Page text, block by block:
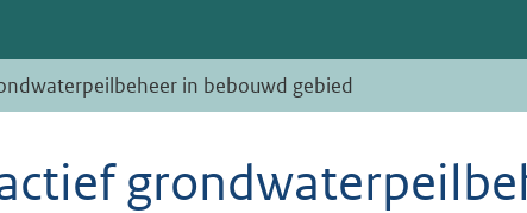
in bebouwd gebied